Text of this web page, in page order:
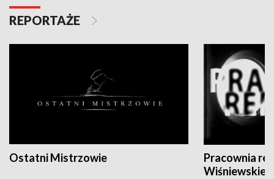
REPORTAŻE
Ostatni Mistrzowie
Pracownia